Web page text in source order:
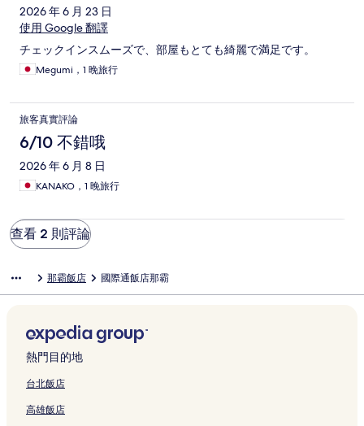
2026 年 6 月 23 日
使用 Google 翻譯
チェックインスムーズで、部屋もとても綺麗で満足です。
Megumi，1 晚旅行
旅客真實評論
6/10 不錯哦
2026 年 6 月 8 日
KANAKO，1 晚旅行
查看 2 則評論
那霸飯店 國際通飯店那霸
熱門目的地
台北飯店
高雄飯店